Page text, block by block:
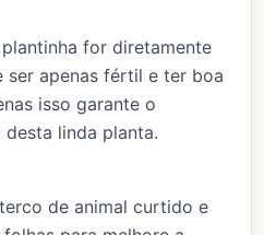
for diretamente
ser apenas fértil e ter boa
isso garante o
linda planta.
de animal curtido e